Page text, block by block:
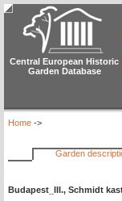
Central European Historic
Garden Database
Home ->
Garden
Budapest_III., Schmidt